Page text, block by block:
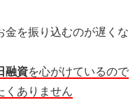
金を振り込むのが遅くな
融資を心がけているので
くありません